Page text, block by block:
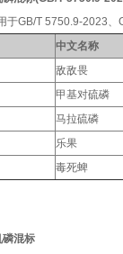
GB/T 5750.9-2023、
中文名称
敌敌畏
甲基对硫磷
马拉硫磷
乐果
毒死蜱
磷混标